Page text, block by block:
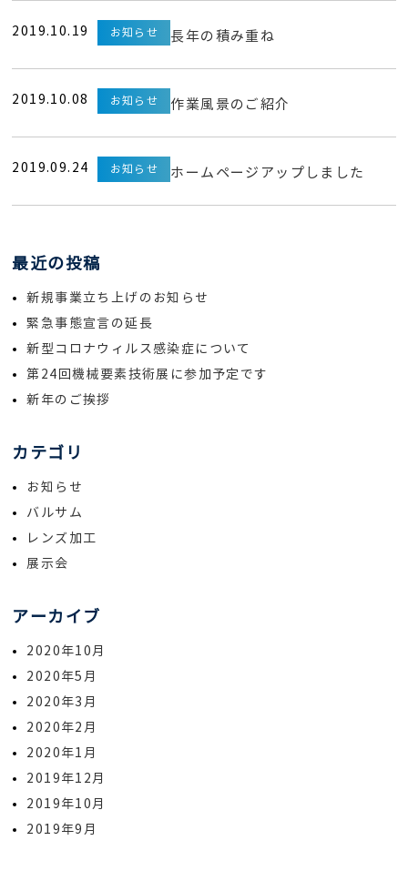
2019.10.19 お知らせ 長年の積み重ね
2019.10.08 お知らせ 作業風景のご紹介
2019.09.24 お知らせ ホームページアップしました
最近の投稿
新規事業立ち上げのお知らせ
緊急事態宣言の延長
新型コロナウィルス感染症について
第24回機械要素技術展に参加予定です
新年のご挨拶
カテゴリ
お知らせ
バルサム
レンズ加工
展示会
アーカイブ
2020年10月
2020年5月
2020年3月
2020年2月
2020年1月
2019年12月
2019年10月
2019年9月